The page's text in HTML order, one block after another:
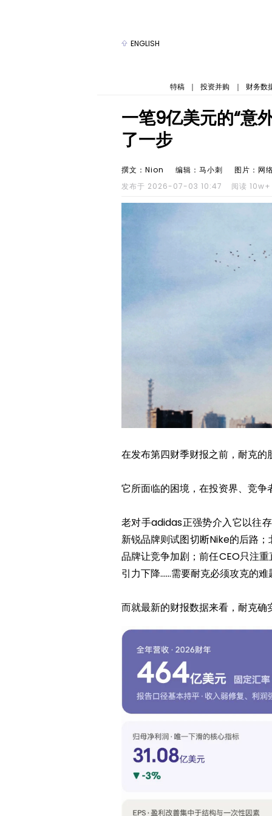
ENGLISH
特稿 ｜ 投资并购 ｜ 财务数
一笔9亿美元的“意
了一步
撰文：Nion 编辑：马小刺
图片：网
发布于 2026-07-03 10:47
阅读 10w+
在发布第四财季财报之前，耐克的
它所面临的困境，在投资界、竞
老对手adidas正强势介入它以往
新锐品牌则试图切断Nike的后路
品牌让竞争加剧；前任CEO只注
引力下降……需要耐克必须攻克的
而就最新的财报数据来看，耐克确